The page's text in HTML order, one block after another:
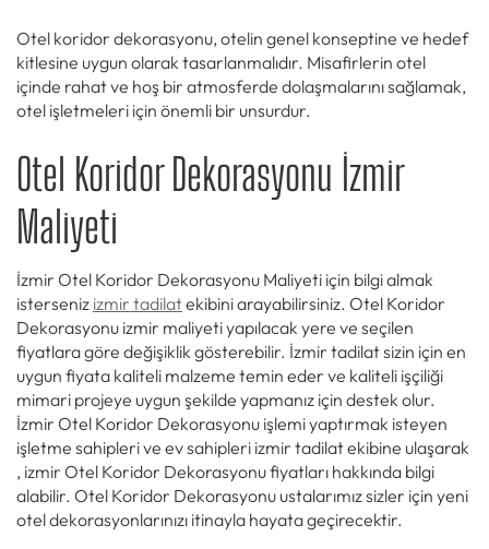
Otel koridor dekorasyonu, otelin genel konseptine ve hedef
kitlesine uygun olarak tasarlanmalıdır. Misafirlerin otel
içinde rahat ve hoş bir atmosferde dolaşmalarını sağlamak,
otel işletmeleri için önemli bir unsurdur.
Otel Koridor Dekorasyonu İzmir
Maliyeti
İzmir Otel Koridor Dekorasyonu Maliyeti için bilgi almak
isterseniz izmir tadilatekibini arayabilirsiniz. Otel Koridor
Dekorasyonu izmir maliyeti yapılacak yere ve seçilen
fiyatlara göre değişiklik gösterebilir. İzmir tadilat sizin için en
uygun fiyata kaliteli malzeme temin eder ve kaliteli işçiliği
mimari projeye uygun şekilde yapmanız için destek olur.
İzmir Otel Koridor Dekorasyonu işlemi yaptırmak isteyen
işletme sahipleri ve ev sahipleri izmir tadilat ekibine ulaşarak
, izmir Otel Koridor Dekorasyonu fiyatları hakkında bilgi
alabilir. Otel Koridor Dekorasyonu ustalarımız sizler için yeni
otel dekorasyonlarınızı itinayla hayata geçirecektir.